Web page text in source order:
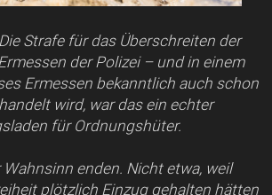
Strafe für das Überschreiten der
der Polizei – und in einem
Ermessen bekanntlich auch schon
wird, war das ein echter
für Ordnungshüter.
enden. Nicht etwa, weil
plötzlich Einzug gehalten hätten